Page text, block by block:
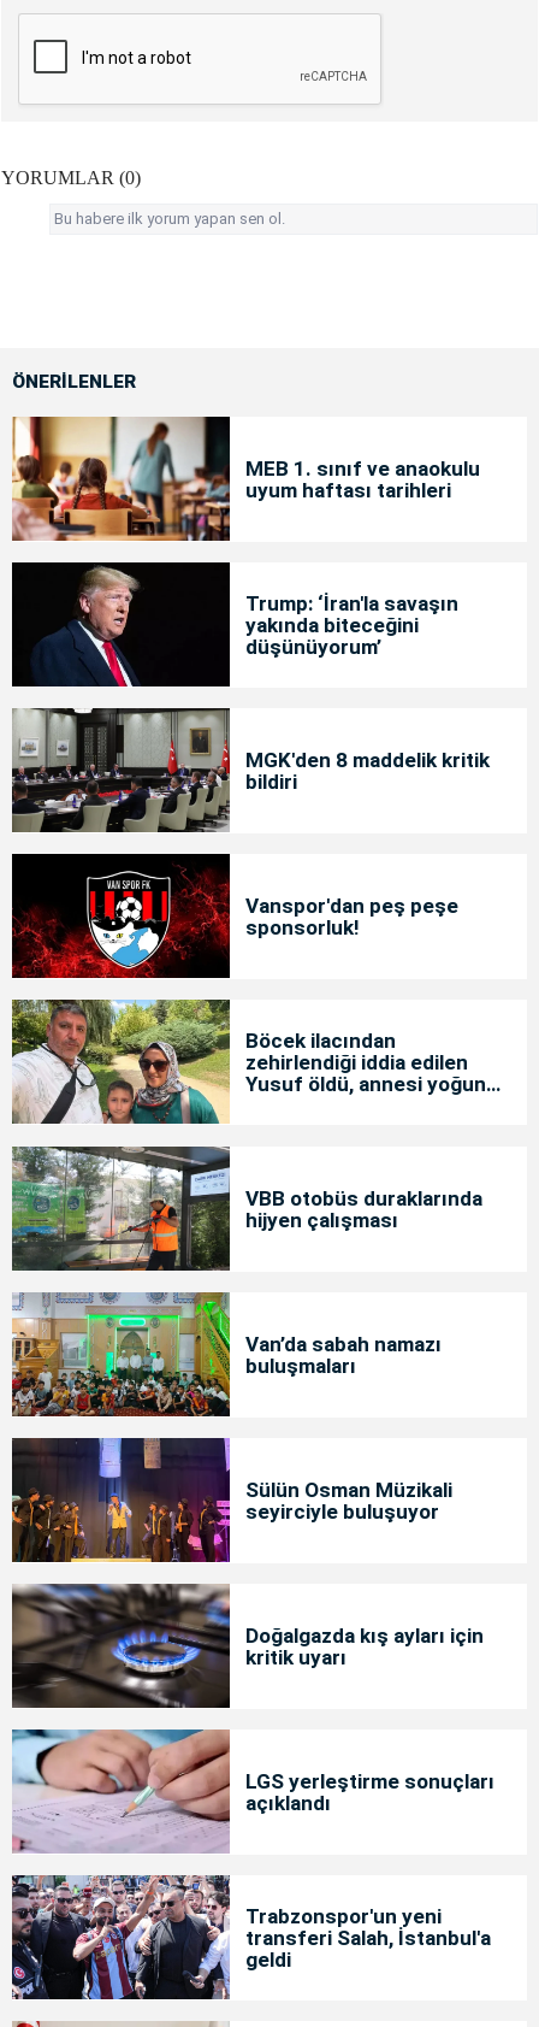
YORUMLAR (0)
Bu habere ilk yorum yapan sen ol.
ÖNERİLENLER
MEB 1. sınıf ve anaokulu
uyum haftası tarihleri
Trump: ‘İran'la savaşın
yakında biteceğini
düşünüyorum’
MGK'den 8 maddelik kritik
bildiri
Vanspor'dan peş peşe
sponsorluk!
Böcek ilacından
zehirlendiği iddia edilen
Yusuf öldü, annesi yoğun
VBB otobüs duraklarında
hijyen çalışması
Van’da sabah namazı
buluşmaları
Sülün Osman Müzikali
seyirciyle buluşuyor
Doğalgazda kış ayları için
kritik uyarı
LGS yerleştirme sonuçları
açıklandı
Trabzonspor'un yeni
transferi Salah, İstanbul'a
geldi